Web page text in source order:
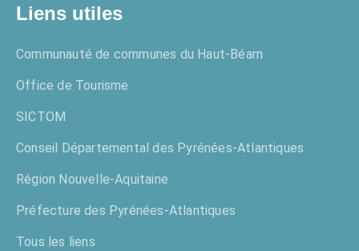
Liens utiles
Communauté de communes du Haut-Béarn
Office de Tourisme
SICTOM
Conseil Départemental des Pyrénées-Atlantiques
Région Nouvelle-Aquitaine
Préfecture des Pyrénées-Atlantiques
Tous les liens